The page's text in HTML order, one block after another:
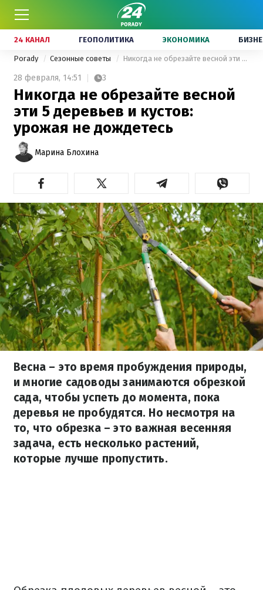
24 КАНАЛ ГЕОПОЛИТИКА ЭКОНОМИКА
Porady Сезонные советы Никогда не обрезайте весной эти 5 деревьев и кустов: урожая не дождетесь
28 февраля, 14:51 3
Никогда не обрезайте весной
эти 5 деревьев и кустов:
урожая не дождетесь
Марина Блохина
Весна – это время пробуждения природы,
и многие садоводы занимаются обрезкой
сада, чтобы успеть до момента, пока
деревья не пробудятся. Но несмотря на
то, что обрезка – это важная весенняя
задача, есть несколько растений,
которые лучше пропустить.